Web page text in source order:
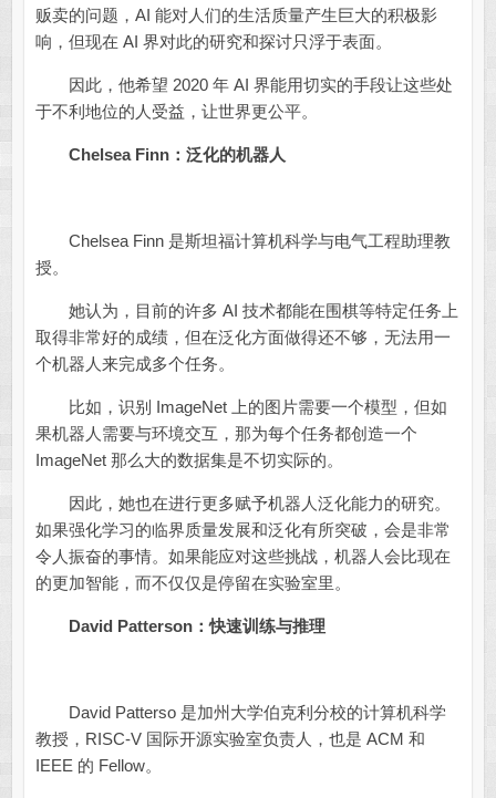
贩卖的问题，AI 能对人们的生活质量产生巨大的积极影
响，但现在 AI 界对此的研究和探讨只浮于表面。
因此，他希望 2020 年 AI 界能用切实的手段让这些处
于不利地位的人受益，让世界更公平。
Chelsea Finn：泛化的机器人
Chelsea Finn 是斯坦福计算机科学与电气工程助理教
授。
她认为，目前的许多 AI 技术都能在围棋等特定任务上
取得非常好的成绩，但在泛化方面做得还不够，无法用一
个机器人来完成多个任务。
比如，识别 ImageNet 上的图片需要一个模型，但如
果机器人需要与环境交互，那为每个任务都创造一个
ImageNet 那么大的数据集是不切实际的。
因此，她也在进行更多赋予机器人泛化能力的研究。
如果强化学习的临界质量发展和泛化有所突破，会是非常
令人振奋的事情。如果能应对这些挑战，机器人会比现在
的更加智能，而不仅仅是停留在实验室里。
David Patterson：快速训练与推理
David Patterso 是加州大学伯克利分校的计算机科学
教授，RISC-V 国际开源实验室负责人，也是 ACM 和
IEEE 的 Fellow。